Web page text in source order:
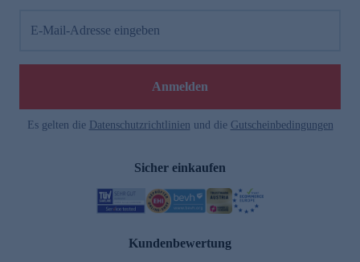
E-Mail-Adresse eingeben
Anmelden
Es gelten die Datenschutzrichtlinien und die Gutscheinbedingungen
Sicher einkaufen
Kundenbewertung